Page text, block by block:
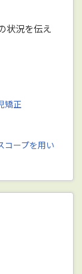
状況を伝え
矯正
コープを用い